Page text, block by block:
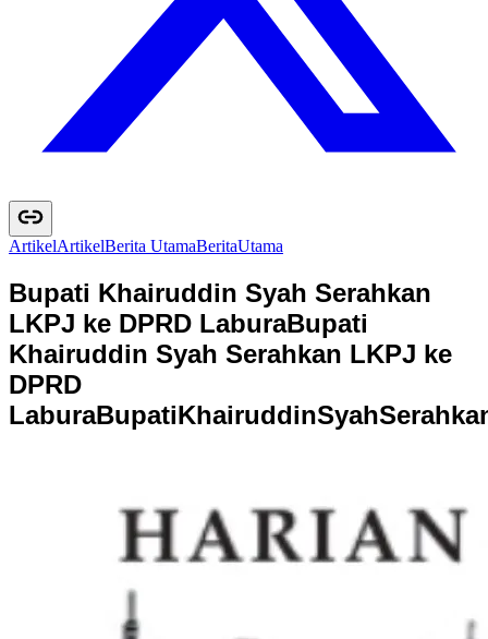
ArtikelArtikelBerita UtamaBeritaUtama
Bupati Khairuddin Syah Serahkan
LKPJ ke DPRD LaburaBupati
Khairuddin Syah Serahkan LKPJ ke
DPRD
LaburaBupatiKhairuddinSyahSerahka